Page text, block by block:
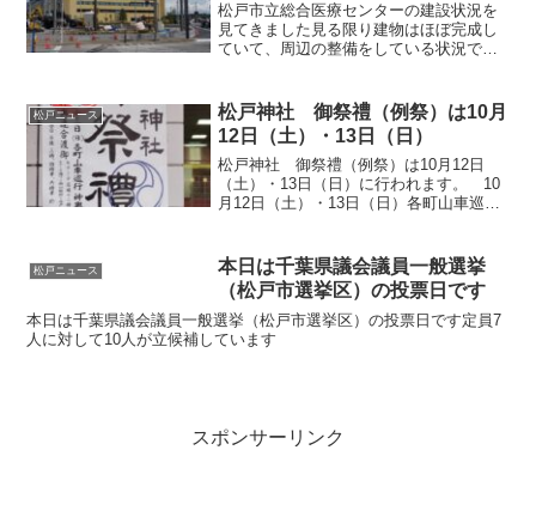
松戸市立総合医療センターの建設状況を
見てきました見る限り建物はほぼ完成し
ていて、周辺の整備をしている状況でし
松戸ニュース
松戸神社 御祭禮（例祭）は10月
12日（土）・13日（日）
松戸神社 御祭禮（例祭）は10月12日
（土）・13日（日）に行われます。 10
月12日（土）・13日（日）各町山車巡
テミテマツド通り～西口駅前～水戸街道
～宮入 神楽奉...
松戸ニュース
本日は千葉県議会議員一般選挙
（松戸市選挙区）の投票日です
本日は千葉県議会議員一般選挙（松戸市選挙区）の投票日です定員7
人に対して10人が立候補しています
スポンサーリンク